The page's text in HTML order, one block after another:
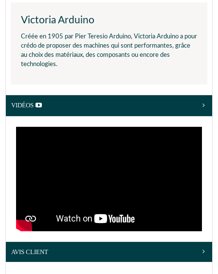
Victoria Arduino
Créée en 1905 par Pier Teresio Arduino, Victoria Arduino a pour
crédo de proposer des machines qui sont performantes, grâce
au choix des matériaux, des composants ou encore des
technologies.
VIDÉOS
AVIS CLIENT